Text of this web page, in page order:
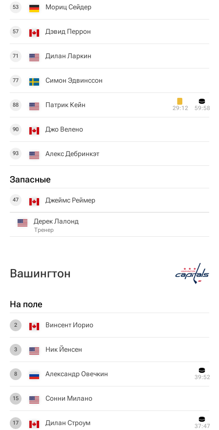
53 Мориц Сейдер
57 Дэвид Перрон
71 Дилан Ларкин
77 Симон Эдвинссон
88 Патрик Кейн 29:12 59:58
90 Джо Велено
93 Алекс Дебринкэт
Запасные
47 Джеймс Реймер
Дерек Лалонд
Тренер
Вашингтон
На поле
2 Винсент Иорио
3 Ник Йенсен
8 Александр Овечкин 39:52
15 Сонни Милано
17 Дилан Строум 37:47